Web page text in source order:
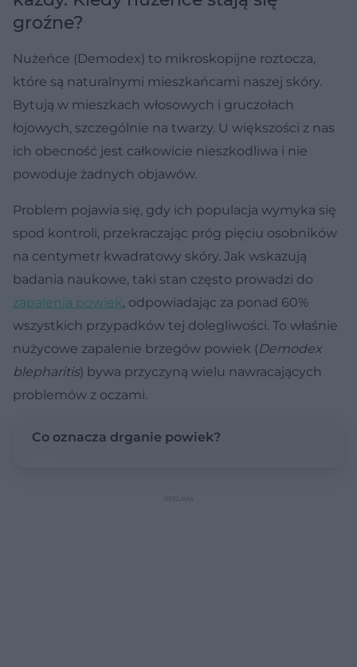
groźne?
Nużeńce (Demodex) to mikroskopijne roztocza,
które są naturalnymi mieszkańcami naszej skóry.
Bytują w mieszkach włosowych i gruczołach
łojowych, szczególnie na twarzy. U większości z nas
ich obecność jest całkowicie nieszkodliwa i nie
powoduje żadnych objawów.
Problem pojawia się, gdy ich populacja wymyka się
spod kontroli, przekraczając próg pięciu osobników
na centymetr kwadratowy skóry. Jak wskazują
badania naukowe, taki stan często prowadzi do
zapalenia powiek, odpowiadając za ponad 60%
wszystkich przypadków tej dolegliwości. To właśnie
nużycowe zapalenie brzegów powiek (Demodex
blepharitis) bywa przyczyną wielu nawracających
problemów z oczami.
Co oznacza drganie powiek?